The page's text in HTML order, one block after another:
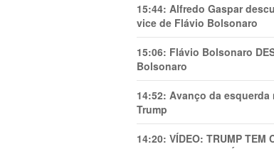
15:44: Alfredo Gaspar
vice de Flávio Bolsonaro
15:06: Flávio Bolsonaro
Bolsonaro
14:52: Avanço da esquerda
Trump
14:20: VÍDEO: TRUMP TEM